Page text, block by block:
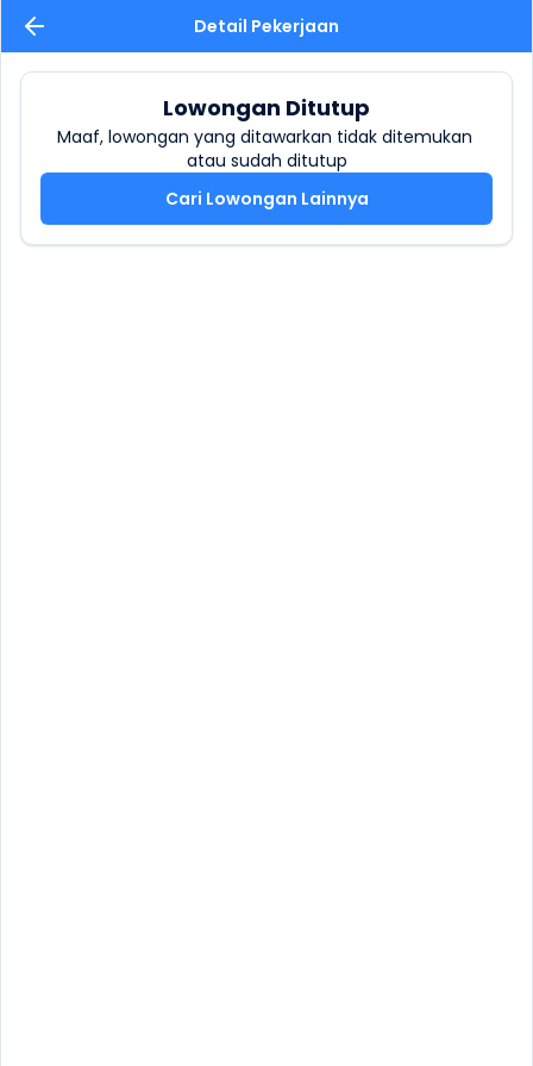
Detail Pekerjaan
Lowongan Ditutup
Maaf, lowongan yang ditawarkan tidak ditemukan
atau sudah ditutup
Cari Lowongan Lainnya